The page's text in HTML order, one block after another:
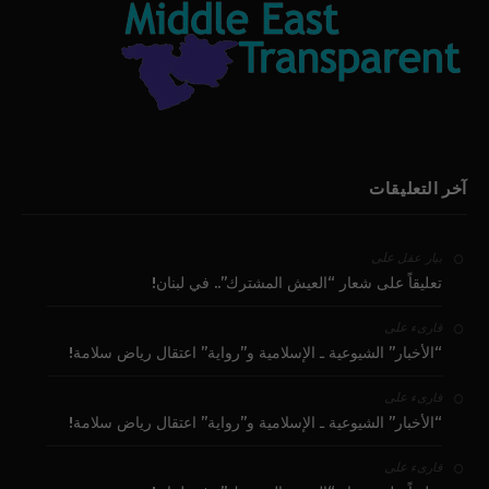
آخر التعليقات
بيار عقل على
تعليقاً على شعار “العيش المشترك”.. في لبنان!
قارىء على
“الأخبار” الشيوعية ـ الإسلامية و”رواية” اعتقال رياض سلامة!
قارىء على
“الأخبار” الشيوعية ـ الإسلامية و”رواية” اعتقال رياض سلامة!
قارىء على